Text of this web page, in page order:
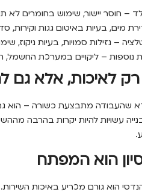
– חוסר יישור, שימוש בחומרים לא
מים, בעיות באיטום גגות וקירות,
– נזילות סמויות, בעיות ניקוז,
נוספות – ליקויים במערכת החשמל,
לאיכות, אלא גם
שהעבודה מתבצעת כשורה – הוא
עשויות להיות יקרות בהרבה
הוא המפתח
הוא גורם מכריע באיכות השירות.